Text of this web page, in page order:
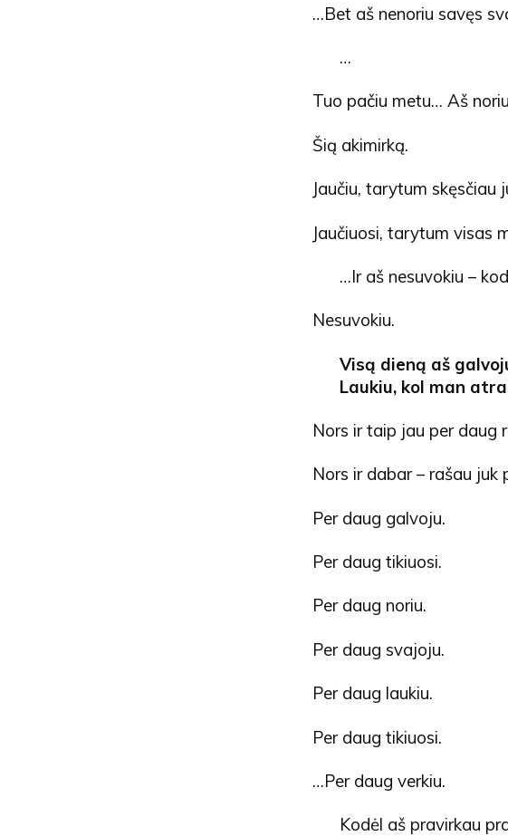
…Bet aš nenoriu savęs
…
Tuo pačiu metu… Aš
Šią akimirką.
Jaučiu, tarytum skęsčiau
Jaučiuosi, tarytum visas
…Ir aš nesuvokiu –
Nesuvokiu.
Visą dieną aš
Laukiu, kol man
Nors ir taip jau per daug
Nors ir dabar – rašau juk
Per daug galvoju.
Per daug tikiuosi.
Per daug noriu.
Per daug svajoju.
Per daug laukiu.
Per daug tikiuosi.
…Per daug verkiu.
Kodėl aš pravirkau